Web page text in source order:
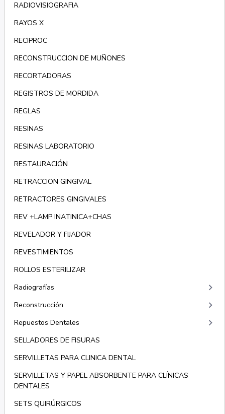
RADIOVISIOGRAFIA
RAYOS X
RECIPROC
RECONSTRUCCION DE MUÑONES
RECORTADORAS
REGISTROS DE MORDIDA
REGLAS
RESINAS
RESINAS LABORATORIO
RESTAURACIÓN
RETRACCION GINGIVAL
RETRACTORES GINGIVALES
REV +LAMP INATINICA+CHAS
REVELADOR Y FIJADOR
REVESTIMIENTOS
ROLLOS ESTERILIZAR
Radiografías
keyboard_arrow_right
Reconstrucción keyboard_arrow_right
Repuestos Dentales keyboard_arrow_right
SELLADORES DE FISURAS
SERVILLETAS PARA CLINICA DENTAL
SERVILLETAS Y PAPEL ABSORBENTE PARA CLÍNICAS
DENTALES
SETS QUIRÚRGICOS